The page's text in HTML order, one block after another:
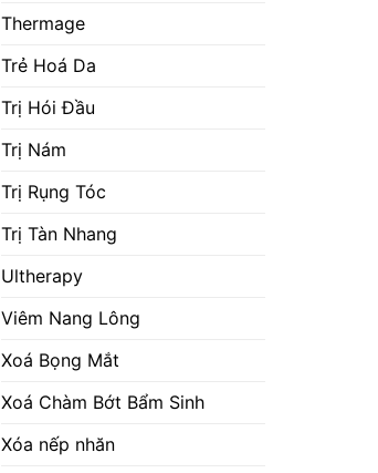
Thermage
Trẻ Hoá Da
Trị Hói Đầu
Trị Nám
Trị Rụng Tóc
Trị Tàn Nhang
Ultherapy
Viêm Nang Lông
Xoá Bọng Mắt
Xoá Chàm Bớt Bẩm Sinh
Xóa nếp nhăn